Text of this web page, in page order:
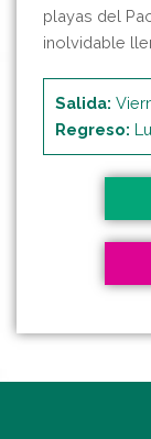
playas del
inolvidable
Salida:
Regreso: